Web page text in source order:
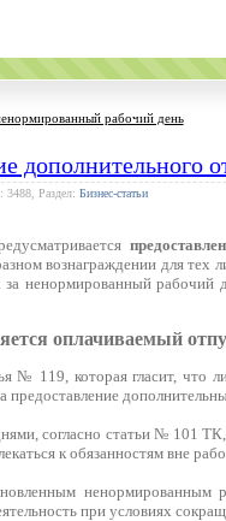
рабочий день
дополнительного
3488, Раздел: Бизнес-статьи
вознаграждении для тех
за ненормированный
оплачиваемый
№ 119, которая гласит, что
предоставление
согласно статьи № 101
к обязанностям вне
ненормированным
при условиях